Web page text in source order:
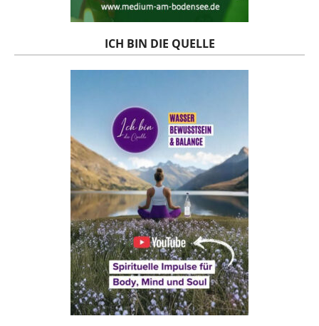
ICH BIN DIE QUELLE